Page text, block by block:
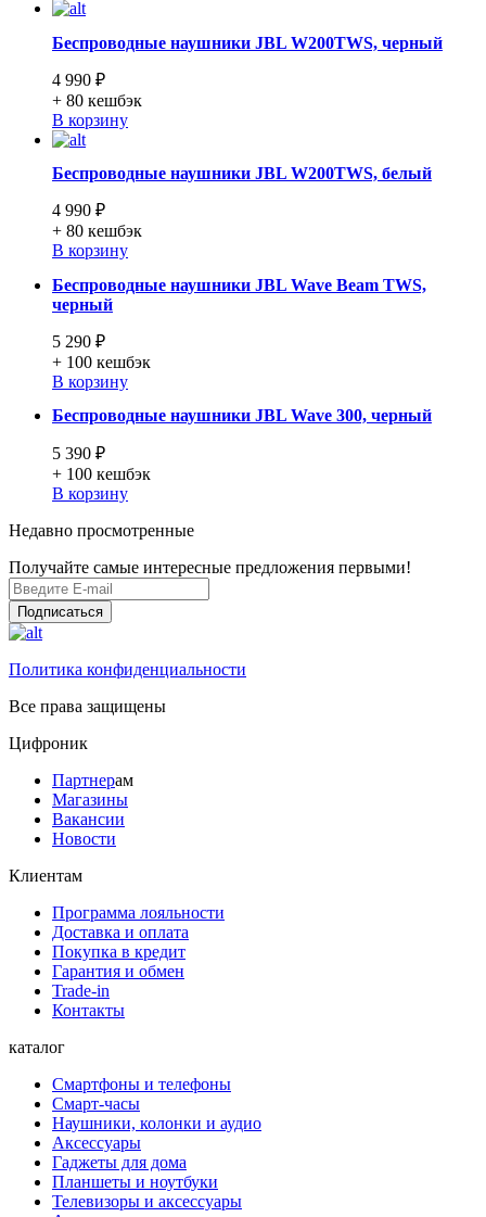
Беспроводные наушники JBL W200TWS, черный
4 990 ₽
+ 80 кешбэк
В корзину
Беспроводные наушники JBL W200TWS, белый
4 990 ₽
+ 80 кешбэк
В корзину
Беспроводные наушники JBL Wave Beam TWS,
черный
5 290 ₽
+ 100 кешбэк
В корзину
Беспроводные наушники JBL Wave 300, черный
5 390 ₽
+ 100 кешбэк
В корзину
Недавно просмотренные
Получайте самые интересные предложения первыми!
Подписаться
Политика конфиденциальности
Все права защищены
Цифроник
Партнерам
Магазины
Вакансии
Новости
Клиентам
Программа лояльности
Доставка и оплата
Покупка в кредит
Гарантия и обмен
Trade-in
Контакты
каталог
Смартфоны и телефоны
Смарт-часы
Наушники, колонки и аудио
Аксессуары
Гаджеты для дома
Планшеты и ноутбуки
Телевизоры и аксессуары